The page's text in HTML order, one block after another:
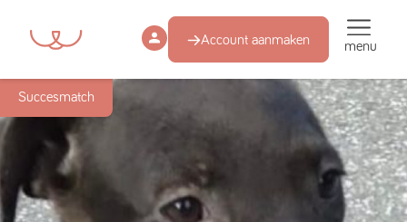
Account aanmaken menu
Succesmatch